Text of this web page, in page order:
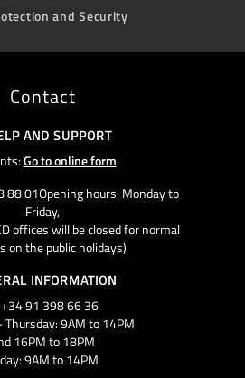
and Security
Contact
AND SUPPORT
Go to online form
88 01Opening hours: Monday to
Friday,
offices will be closed for normal
on the public holidays)
INFORMATION
+34 91 398 66 36
Thursday: 9AM to 14PM
16PM to 18PM
9AM to 14PM